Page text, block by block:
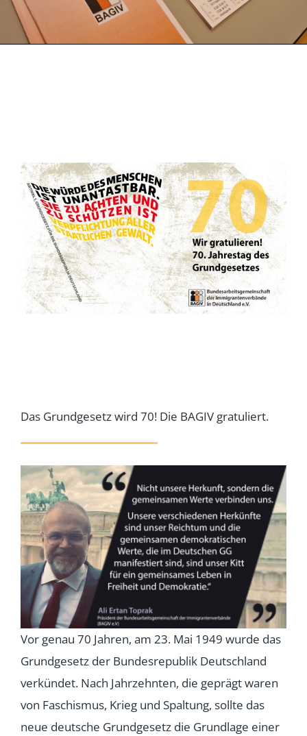
Das Grundgesetz wird 70! Die BAGIV gratuliert.
Vor genau 70 Jahren, am 23. Mai 1949 wurde das
Grundgesetz der Bundesrepublik Deutschland
verkündet. Nach Jahrzehnten, die geprägt waren
von Faschismus, Krieg und Spaltung, sollte das
neue deutsche Grundgesetz die Grundlage einer